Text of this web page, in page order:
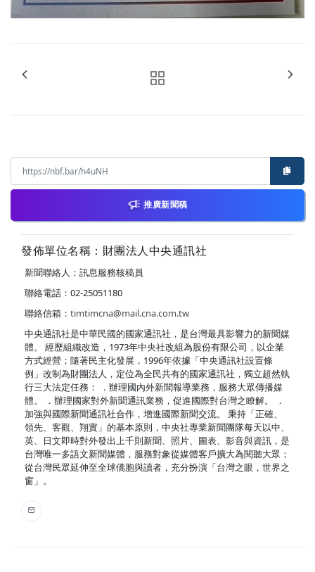
推廣新聞稿
發佈單位名稱：財團法人中央通訊社
新聞聯絡人：訊息服務核稿員
聯絡電話：02-25051180
聯絡信箱： timtimcna@mail.cna.com.tw
中央通訊社是中華民國的國家通訊社，是台灣最具影響力的新聞媒
體。 經歷組織改造，1973年中央社改組為股份有限公司，以企業
方式經營；隨著民主化發展，1996年依據「中央通訊社設置條
例」改制為財團法人，定位為全民共有的國家通訊社，獨立超然執
行三大法定任務： ．辦理國內外新聞報導業務，服務大眾傳播媒
體。 ．辦理國家對外新聞通訊業務，促進國際對台灣之瞭解。 ．
加強與國際新聞通訊社合作，增進國際新聞交流。 秉持「正確、
領先、客觀、翔實」的基本原則，中央社專業新聞團隊每天以中、
英、日文即時對外發出上千則新聞、照片、圖表、影音與資訊，是
台灣唯一多語文新聞媒體，服務對象從媒體客戶擴大為閱聽大眾；
從台灣民眾延伸至全球僑胞與讀者，充分扮演「台灣之眼，世界之
窗」。